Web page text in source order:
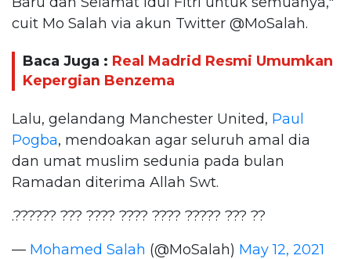
cuit Mo Salah via akun Twitter @MoSalah.
Baca Juga : Real Madrid Resmi Umumkan
Kepergian Benzema
Lalu, gelandang Manchester United, Paul
Pogba, mendoakan agar seluruh amal dia
dan umat muslim sedunia pada bulan
Ramadan diterima Allah Swt.
?? ??? ????? ???? ???? ???? ??? ??????.
— Mohamed Salah (@MoSalah) May 12, 2021